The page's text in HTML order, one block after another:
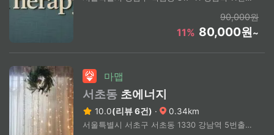
90,000원
11% 80,000원~
마맵
서초동 초에너지
10.0(리뷰 6건) · 0.34km
서울특별시 서초구 서초동 1330 강남역 5번출구 도보 3분